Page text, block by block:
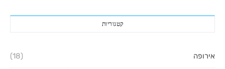
קטגוריות
אירופה (18)